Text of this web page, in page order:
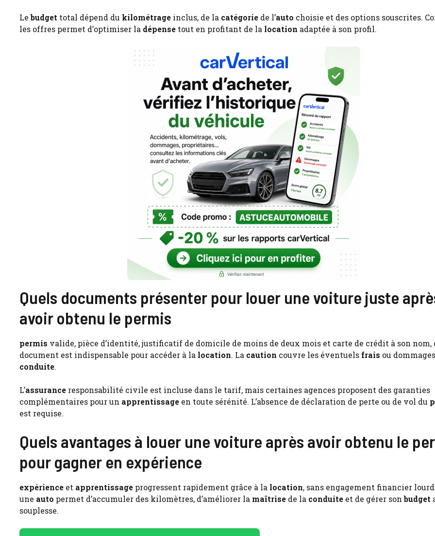
Lebudget total dépend du kilométrage inclus, de la catégorie de l’auto choisie et des options souscrites.
les offres permet d’optimiser la dépense tout en profitant de la location adaptée à son profil.
Quels documents présenter pour louer une voiture juste
avoir obtenu le permis
permis valide, pièce d’identité, justificatif de domicile de moins de deux mois et carte de crédit à son nom,
document est indispensable pour accéder à la location. La caution couvre les éventuels frais ou
conduite.
L’assurance responsabilité civile est incluse dans le tarif, mais certaines agences proposent des garanties
complémentaires pour un apprentissage en toute sérénité. L’absence de déclaration de perte ou de vol du
est requise.
Quels avantages à louer une voiture après avoir obtenu le
pour gagner en expérience
expérience et apprentissage progressent rapidement grâce à la location, sans engagement financier
une auto permet d’accumuler des kilomètres, d’améliorer la maîtrise de la conduite et de gérer sonbudget
souplesse.